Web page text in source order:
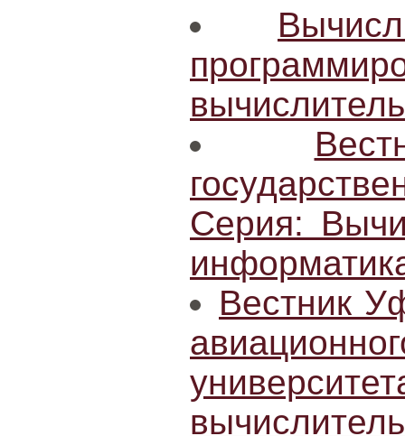
Серия:
Вестник